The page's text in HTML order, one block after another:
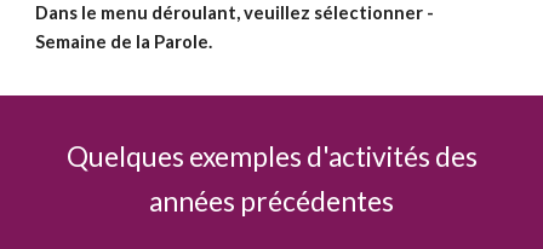
Dans le menu déroulant, veuillez sélectionner -
Semaine de la Parole.
Quelques exemples d'activités des
années précédentes